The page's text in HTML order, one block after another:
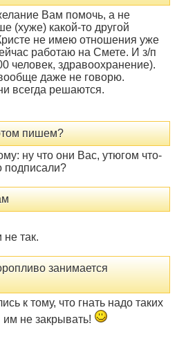
Вам помочь, а не
(хуже) какой-то другой
не имею отношения уже
работаю на Смете. И з/п
человек, здравоохранение).
даже не говорю.
всегда решаются.
пишем?
ну что они Вас, утюгом что-
подписали?
не так.
занимается
к тому, что гнать надо таких
не закрывать!